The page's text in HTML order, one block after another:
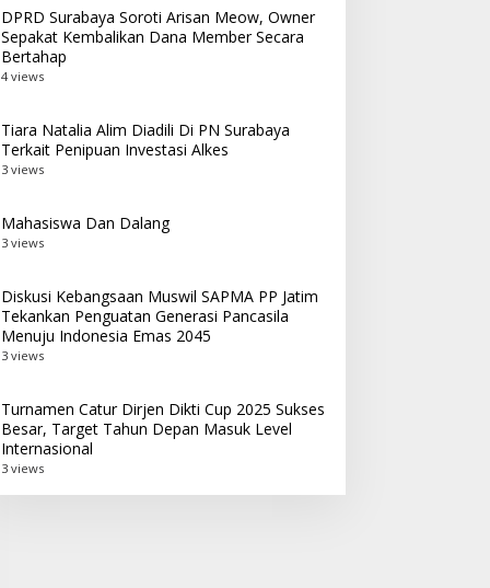
DPRD Surabaya Soroti Arisan Meow, Owner
Sepakat Kembalikan Dana Member Secara
Bertahap
4 views
Tiara Natalia Alim Diadili Di PN Surabaya
Terkait Penipuan Investasi Alkes
3 views
Mahasiswa Dan Dalang
3 views
Diskusi Kebangsaan Muswil SAPMA PP Jatim
Tekankan Penguatan Generasi Pancasila
Menuju Indonesia Emas 2045
3 views
Turnamen Catur Dirjen Dikti Cup 2025 Sukses
Besar, Target Tahun Depan Masuk Level
Internasional
3 views